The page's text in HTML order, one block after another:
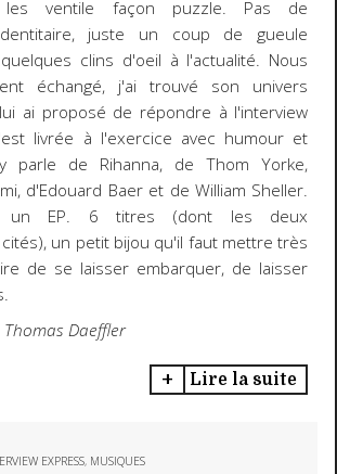
les ventile façon puzzle. Pas de
juste un coup de gueule
clins d'oeil à l'actualité. Nous
échangé, j'ai trouvé son univers
ai proposé de répondre à l'interview
livrée à l'exercice avec humour et
parle de Rihanna, de Thom Yorke,
d'Edouard Baer et de William Sheller.
un EP. 6 titres (dont les deux
un petit bijou qu'il faut mettre très
de se laisser embarquer, de laisser
Daeffler
Lire la suite
EXPRESS, MUSIQUES